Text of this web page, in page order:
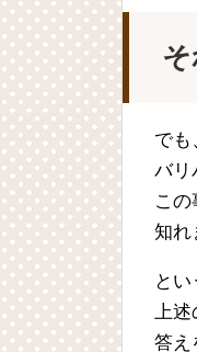
でも
バリ
こ
知れ
と
上述
答え